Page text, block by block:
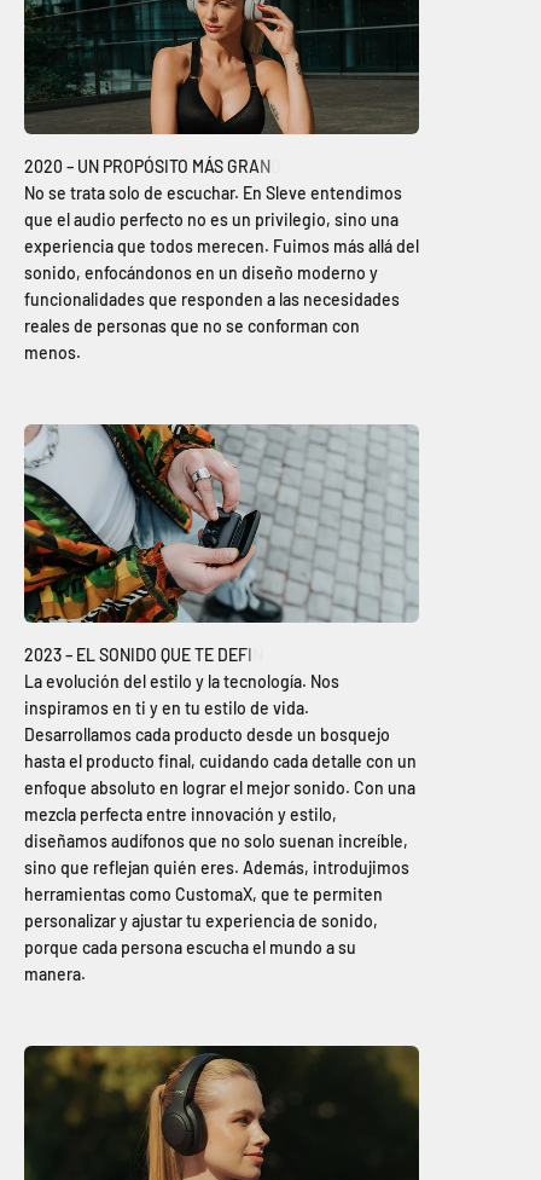
No se trata solo de escuchar. En Sleve entendimos
que el audio perfecto no es un privilegio, sino una
experiencia que todos merecen. Fuimos más allá del
sonido, enfocándonos en un diseño moderno y
funcionalidades que responden a las necesidades
reales de personas que no se conforman con
menos.
La evolución del estilo y la tecnología. Nos
inspiramos en ti y en tu estilo de vida.
Desarrollamos cada producto desde un bosquejo
hasta el producto final, cuidando cada detalle con un
enfoque absoluto en lograr el mejor sonido. Con una
mezcla perfecta entre innovación y estilo,
diseñamos audífonos que no solo suenan increíble,
sino que reflejan quién eres. Además, introdujimos
herramientas como CustomaX, que te permiten
personalizar y ajustar tu experiencia de sonido,
porque cada persona escucha el mundo a su
manera.